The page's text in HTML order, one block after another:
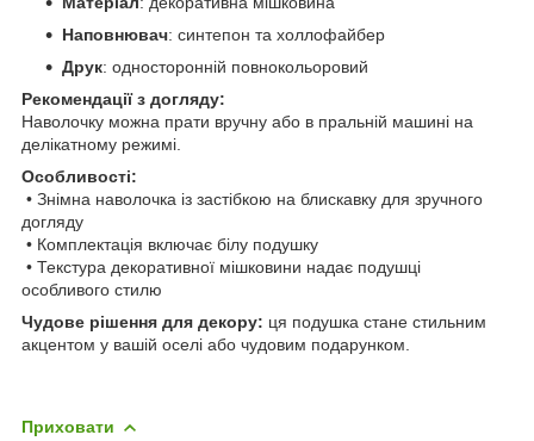
Наповнювач: синтепон та холлофайбер
Друк: односторонній повнокольоровий
Рекомендації з догляду:
Наволочку можна прати вручну або в пральній машині на
делікатному режимі.
Особливості:
• Знімна наволочка із застібкою на блискавку для зручного
догляду
• Комплектація включає білу подушку
• Текстура декоративної мішковини надає подушці
особливого стилю
Чудове рішення для декору: ця подушка стане стильним
акцентом у вашій оселі або чудовим подарунком.
Приховати